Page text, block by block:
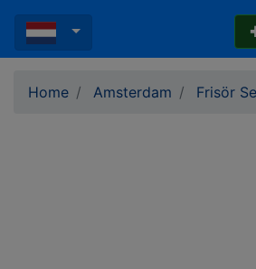
Home Amsterdam Frisör